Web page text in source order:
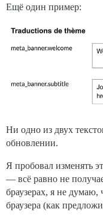
Ещё один пример:
Ни одно из двух
обновлении.
Я пробовал изменять
— всё равно не
браузерах, я не думаю,
браузера (как